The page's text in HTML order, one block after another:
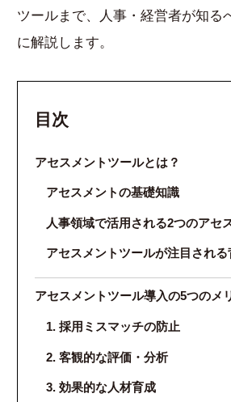
ツールまで、人事・経営者が知る
に解説します。
目次
アセスメントツールとは？
アセスメントの基礎知識
人事領域で活用される2つのアセ
アセスメントツールが注目される
アセスメントツール導入の5つのメ
1. 採用ミスマッチの防止
2. 客観的な評価・分析
3. 効果的な人材育成